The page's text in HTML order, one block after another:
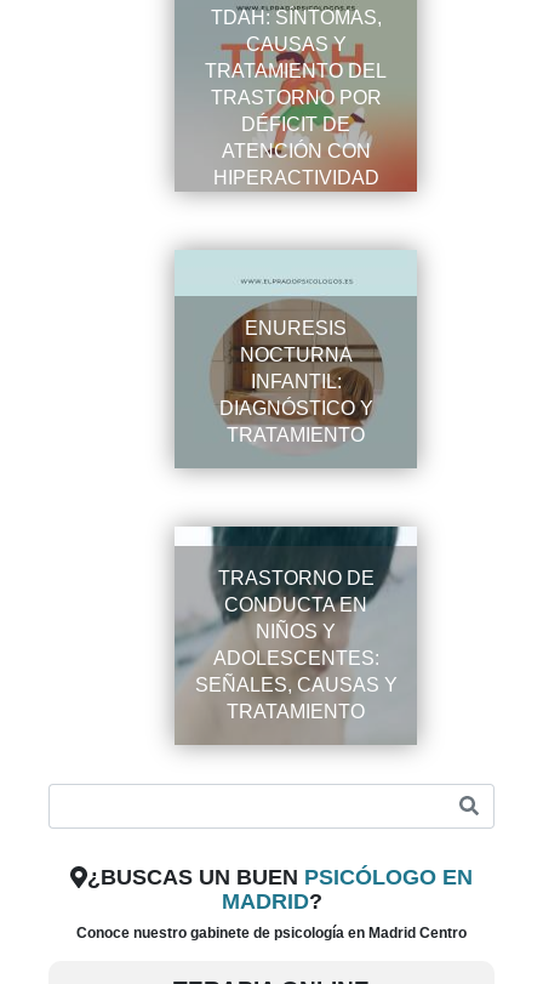
TDAH: SÍNTOMAS,
CAUSAS Y
TRATAMIENTO DEL
TRASTORNO POR
DÉFICIT DE
ATENCIÓN CON
HIPERACTIVIDAD
ENURESIS
NOCTURNA
INFANTIL:
DIAGNÓSTICO Y
TRATAMIENTO
TRASTORNO DE
CONDUCTA EN
NIÑOS Y
ADOLESCENTES:
SEÑALES, CAUSAS Y
TRATAMIENTO
¿BUSCAS UN BUEN PSICÓLOGO EN
MADRID?
Conoce nuestro gabinete de psicología en Madrid Centro